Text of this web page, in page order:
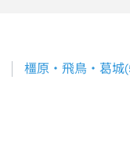
橿原・飛鳥・葛城(